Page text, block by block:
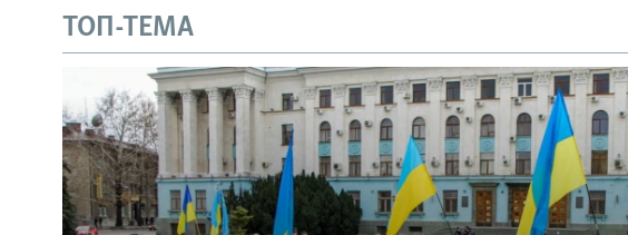
ТОП-ТЕМА